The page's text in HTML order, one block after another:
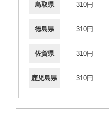
鳥取県 310円
徳島県 310円
佐賀県 310円
鹿児島県 310円